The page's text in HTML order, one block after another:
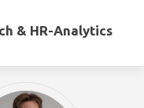
& HR-Analytics